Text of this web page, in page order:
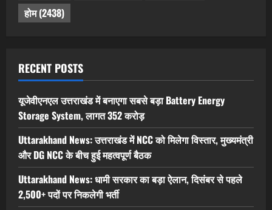
होम(2438)
RECENT POSTS
यूजेवीएनएल उत्तराखंड में बनाएगा सबसे बड़ा Battery Energy
Storage System, लागत 352 करोड़
Uttarakhand News: उत्तराखंड में NCC को मिलेगा विस्तार, मुख्यमंत्री
और DG NCC के बीच हुई महत्वपूर्ण बैठक
Uttarakhand News: धामी सरकार का बड़ा ऐलान, दिसंबर से पहले
2,500+ पदों पर निकलेगी भर्ती